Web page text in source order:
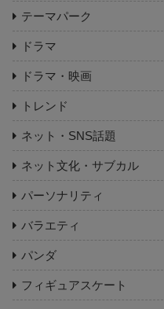
テーマパーク
ドラマ
ドラマ・映画
トレンド
ネット・SNS話題
ネット文化・サブカル
パーソナリティ
バラエティ
パンダ
フィギュアスケート